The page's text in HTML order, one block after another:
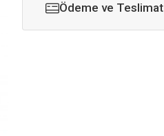
Ödeme ve Teslimat